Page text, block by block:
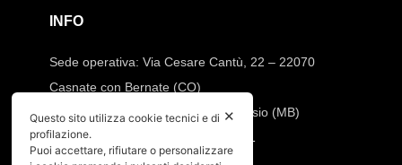
INFO
Sede operativa: Via Cesare Cantù, 22 – 22070
Casnate con Bernate (CO)
Sede legale: Via Pio XI, 7 20832 Desio (MB)
Tel:392.91.23.871
✕
Questo sito utilizza cookie tecnici e di
profilazione.
Puoi accettare, rifiutare o personalizzare